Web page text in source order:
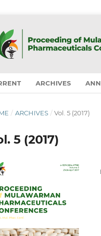
ARCHIVES
/ ARCHIVES / Vol. 5 (2017)
5 (2017)